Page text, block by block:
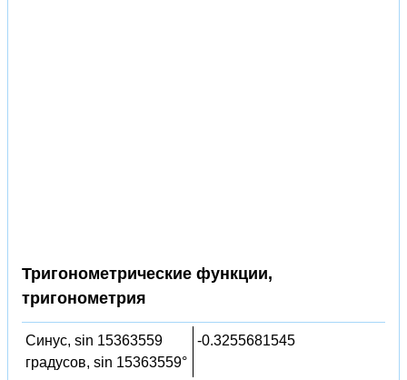
Тригонометрические функции,
тригонометрия
Синус, sin 15363559
градусов, sin 15363559°
-0.3255681545